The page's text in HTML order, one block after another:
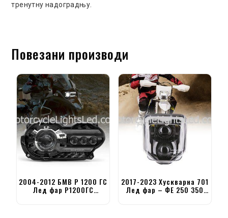
тренутну надоградњу.
Повезани производи
2004-2012 БМВ Р 1200 ГС
Лед фар Р1200ГС
2017-2023 Хускварна 701
Лед фар – ФЕ 250 350